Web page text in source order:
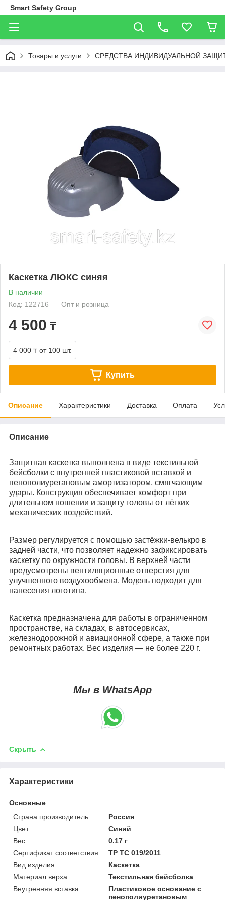
Smart Safety Group
Товары и услуги СРЕДСТВА ИНДИВИДУАЛЬНОЙ
Каскетка ЛЮКС синяя
В наличии
Код: 122716
Опт и розница
4 500 ₸
4 000 ₸ от 100 шт.
Купить
Описание Характеристики Доставка Оплата
Описание
Защитная каскетка выполнена в виде текстильной
бейсболки с внутренней пластиковой вставкой и
пенополиуретановым амортизатором, смягчающим
удары. Конструкция обеспечивает комфорт при
длительном ношении и защиту головы от лёгких
механических воздействий.
Размер регулируется с помощью застёжки-велькро в
задней части, что позволяет надежно зафиксировать
каскетку по окружности головы. В верхней части
предусмотрены вентиляционные отверстия для
улучшенного воздухообмена. Модель подходит для
нанесения логотипа.
Каскетка предназначена для работы в ограниченном
пространстве, на складах, в автосервисах,
железнодорожной и авиационной сфере, а также при
ремонтных работах. Вес изделия — не более 220 г.
Мы в WhatsApp
Скрыть
Характеристики
Основные
Страна производитель
Россия
Цвет
Синий
Вес
0.17 г
Сертификат соответствия
ТР ТС 019/2011
Вид изделия
Каскетка
Материал верха
Текстильная бейсболка
Внутренняя вставка
Пластиковое основание с
пенополиуретановым